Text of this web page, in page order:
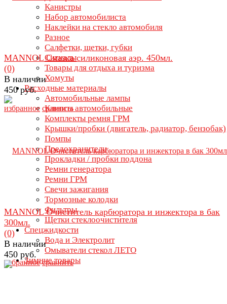
Канистры
Набор автомобилиста
Наклейки на стекло автомобиля
Разное
Салфетки, щетки, губки
Сигналы
Товары для отдыха и туризма
Хомуты
Расходные материалы
Автомобильные лампы
Клипсы автомобильные
Комплекты ремня ГРМ
Крышки/пробки (двигатель, радиатор, бензобак)
Помпы
Предохранители
Прокладки / пробки поддона
Ремни генератора
Ремни ГРМ
Свечи зажигания
Тормозные колодки
Фильтры
Щетки стеклоочистителя
Спецжидкости
Вода и Электролит
Омыватели стекол ЛЕТО
Зимние товары
избранное сравнить
MANNOL Смазка силиконовая аэр. 450мл.
(0)
В наличии
450 руб.
избранное сравнить
MANNOL Очиститель карбюратора и инжектора в бак
300мл.
(0)
В наличии
450 руб.